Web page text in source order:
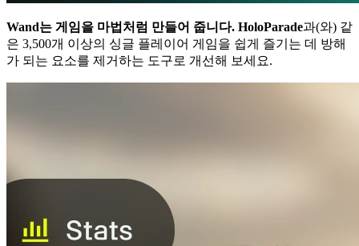
Wand는 게임을 마법처럼 만들어 줍니다. HoloParade과(와) 같
은 3,500개 이상의 싱글 플레이어 게임을 쉽게 즐기는 데 방해
가 되는 요소를 제거하는 도구로 개선해 보세요.